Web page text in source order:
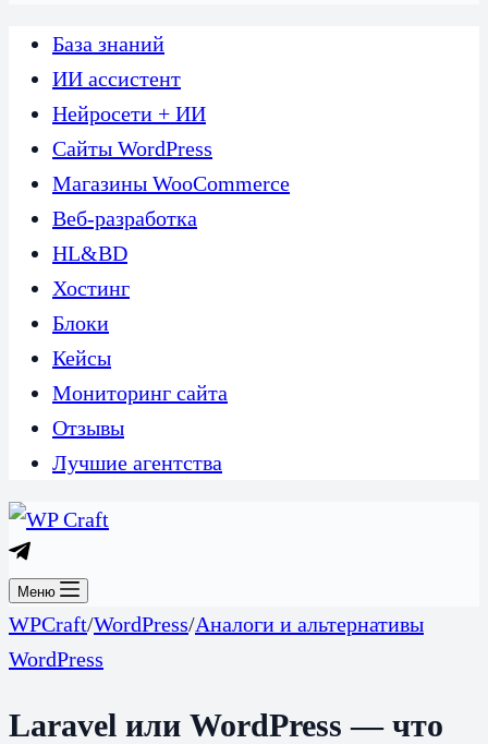
База знаний
ИИ ассистент
Нейросети + ИИ
Сайты WordPress
Магазины WooCommerce
Веб-разработка
HL&BD
Хостинг
Блоки
Кейсы
Мониторинг сайта
Отзывы
Лучшие агентства
Меню
WPCraft/WordPress/Аналоги и альтернативы
WordPress
Laravel или WordPress — что